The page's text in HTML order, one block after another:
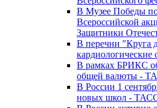
В Музее Победы
Всероссийской
Защитники
В перечни "Круга
В рамках БРИКС
общей валюты -
В России 1
новых школ -